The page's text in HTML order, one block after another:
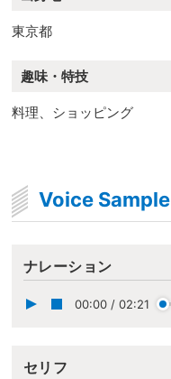
東京都
趣味・特技
料理、ショッピング
Voice Sample
ナレーション
00:00 / 02:21
セリフ